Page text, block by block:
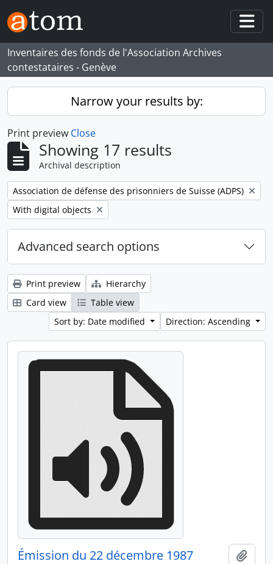
Skip to main content
Inventaires des fonds de l'Association Archives
contestataires - Genève
Narrow your results by:
Print preview Close
Showing 17 results
Archival description
Remove filter:
Association de défense des prisonniers de Suisse (ADPS)
Remove filter:
With digital objects
Advanced search options
Print preview
Hierarchy
Card view
Table view
Sort by: Date modified
Direction: Ascending
Émission du 22 décembre 1987